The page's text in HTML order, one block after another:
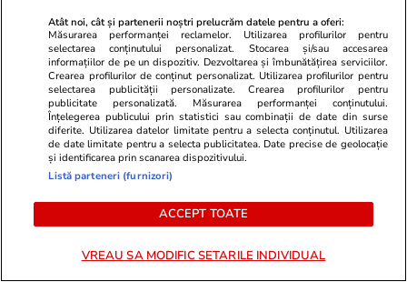
criu 29.07.2025, 12:14
EU NU INTELEG UN LUCRU.PENSIONARII CU
PENSII PESTE 3000 DE LEI SE IMBOLNAVESC
MAI TARE FATA DE PENSIONARII CU PENSIE
SUB 3000 DE LEI?DACA ESTE SA SE
PLATEASCA SA PLATIM CU TOTII INDIFERENT
DE VENITUL PE CARE IL ARE FIECARE DAR IN
MOMENTUL IN CARE M-AM DUS LA SPITAL SA
FIU TRATAT OMENESTE.ESTE TOT O
GUVERN.
Atât noi, cât și partenerii noștri prelucrăm datele pentru a oferi:
Măsurarea performanței reclamelor. Utilizarea profilurilor pentru
selectarea conținutului personalizat. Stocarea și/sau accesarea
informațiilor de pe un dispozitiv. Dezvoltarea și îmbunătățirea serviciilor.
Crearea profilurilor de conținut personalizat. Utilizarea profilurilor pentru
selectarea publicității personalizate. Crearea profilurilor pentru
publicitate personalizată. Măsurarea performanței conținutului.
Înțelegerea publicului prin statistici sau combinații de date din surse
diferite. Utilizarea datelor limitate pentru a selecta conținutul. Utilizarea
de date limitate pentru a selecta publicitatea. Date precise de geolocație
și identificarea prin scanarea dispozitivului.
Listă parteneri (furnizori)
ACCEPT TOATE
VREAU SA MODIFIC SETARILE INDIVIDUAL